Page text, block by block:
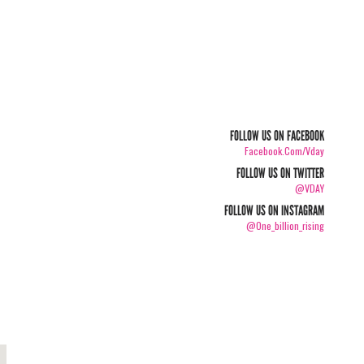
FOLLOW US ON FACEBOOK
Facebook.com/vday
FOLLOW US ON TWITTER
@VDAY
FOLLOW US ON INSTAGRAM
@one_billion_rising